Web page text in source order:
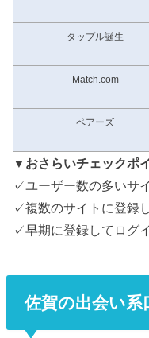
タップル誕生
Match.com
ペアーズ
▼おさらいチェックポ
✓ユーザー数の多いサ
✓複数のサイトに登録
✓早期に登録してログ
佐賀の出会い系